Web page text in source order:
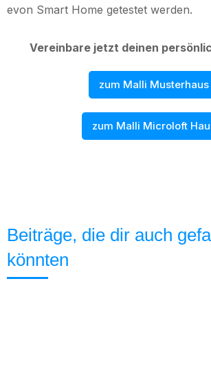
evon Smart Home getestet werden.
Vereinbare jetzt deinen
zum Malli Musterhaus
zum Malli Microloft
Beiträge, die dir auch
könnten